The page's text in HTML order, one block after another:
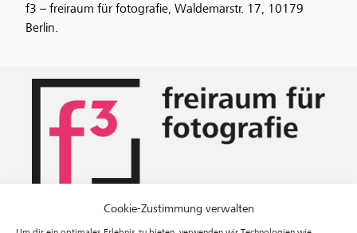
Cookie-Zustimmung verwalten
f3 – freiraum für fotografie, Waldemarstr. 17, 10179
Berlin.